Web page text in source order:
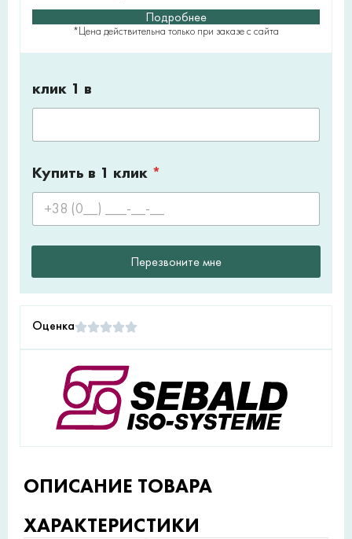
Подробнее
*Цена действительна только при заказе с сайта
клик 1 в
Купить в 1 клик *
Перезвоните мне
Оценка
ОПИСАНИЕ ТОВАРА
ХАРАКТЕРИСТИКИ